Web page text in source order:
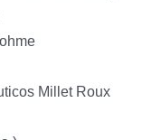
Millet Roux